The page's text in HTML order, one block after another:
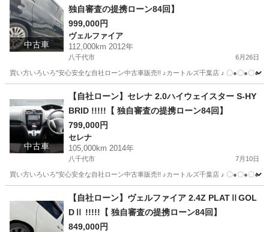
中古車
独自審査の提携ローン84回】
999,000円
ヴェルファイア
112,000km 2012年
八千代市 6月26日
買い方いろいろ"安心安全な自社ローン中古車販売!! ♪カートルズ千葉店 ♪ 〇●〇●〇
ヴェルファイア カートルズ
中古車
【自社ローン】セレナ 2.0ハイウェイスター S-HY
BRID !!!!!【 独自審査の提携ローン84回】
799,000円
セレナ
105,000km 2014年
八千代市 7月10日
買い方いろいろ"安心安全な自社ローン中古車販売!! ♪カートルズ千葉店 ♪ 〇●〇●〇
セレナ カートルズ
【自社ローン】ヴェルファイア 2.4Z PLATⅡGOL
DⅡ !!!!!【 独自審査の提携ローン84回】
849,000円